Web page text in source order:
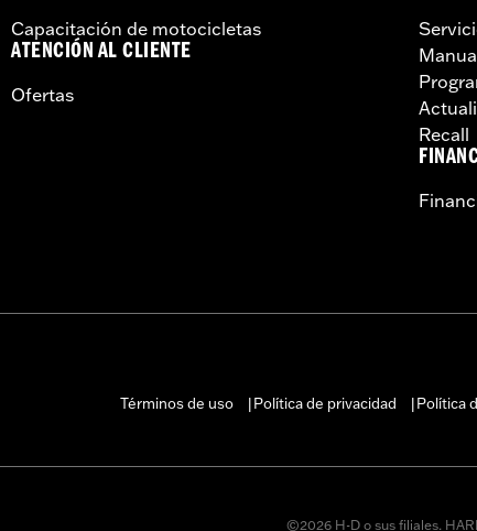
Capacitación de motocicletas
ATENCIÓN AL CLIENTE
Ofertas
Recall
Términos de uso
Política de privacidad Política
©2026 H-D o sus filiales.